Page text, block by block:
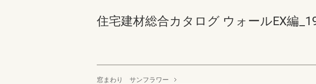
住宅建材総合カタログ ウォールEX編
窓まわり サンフラワー